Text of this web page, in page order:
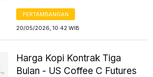
PERTAMBANGAN
20/05/2026, 10:42 WIB
Harga Kopi Kontrak Tiga
Bulan - US Coffee C Futures